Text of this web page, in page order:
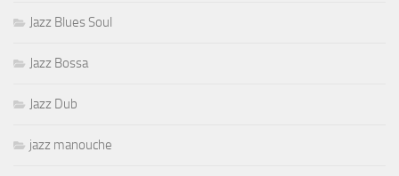
Jazz Blues Soul
Jazz Bossa
Jazz Dub
jazz manouche